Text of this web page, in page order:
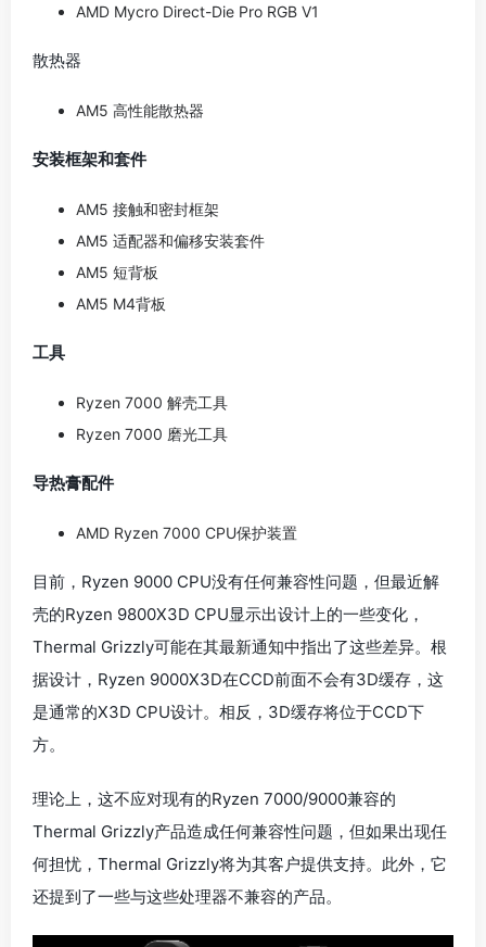
AMD Mycro Direct-Die Pro RGB V1
散热器
AM5 高性能散热器
安装框架和套件
AM5 接触和密封框架
AM5 适配器和偏移安装套件
AM5 短背板
AM5 M4背板
工具
Ryzen 7000 解壳工具
Ryzen 7000 磨光工具
导热膏配件
AMD Ryzen 7000 CPU保护装置
目前，Ryzen 9000 CPU没有任何兼容性问题，但最近解
壳的Ryzen 9800X3D CPU显示出设计上的一些变化，
Thermal Grizzly可能在其最新通知中指出了这些差异。根
据设计，Ryzen 9000X3D在CCD前面不会有3D缓存，这
是通常的X3D CPU设计。相反，3D缓存将位于CCD下
方。
理论上，这不应对现有的Ryzen 7000/9000兼容的
Thermal Grizzly产品造成任何兼容性问题，但如果出现任
何担忧，Thermal Grizzly将为其客户提供支持。此外，它
还提到了一些与这些处理器不兼容的产品。